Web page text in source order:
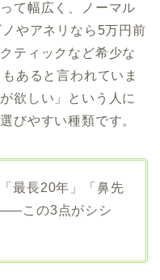
て幅広く、ノーマル
やアネリなら5万円前
ティックなど希少な
あると言われていま
欲しい」という人に
びやすい種類です。
最長20年」「鼻先
この3点がシシ